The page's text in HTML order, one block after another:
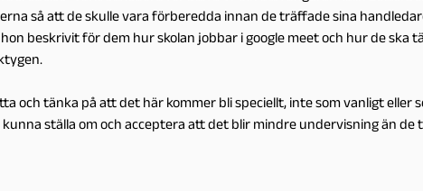
så att de skulle vara förberedda innan de träffade sina
beskrivit för dem hur skolan jobbar i google meet och hur de ska
och tänka på att det här kommer bli speciellt, inte som vanligt eller
ställa om och acceptera att det blir mindre undervisning än de